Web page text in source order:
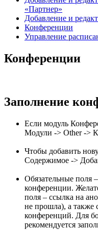
«Партнер»
Добавление и
Конференции
Управление
Конференции
Заполнение
Если модуль
Модули -> Other ->
Чтобы добавить
Содержимое ->
Обязательные поля
конференции.
поля – ссылка на
не прошла), а также
конференций. Для
рекомендуется